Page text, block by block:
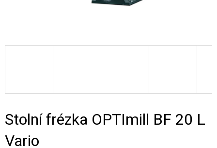
Stolní frézka OPTImill BF 20 L
Vario